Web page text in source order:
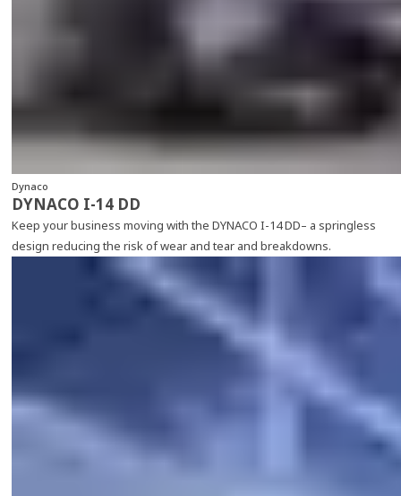
Dynaco
DYNACO I-14 DD
Keep your business moving with the DYNACO I-14 DD– a springless
design reducing the risk of wear and tear and breakdowns.